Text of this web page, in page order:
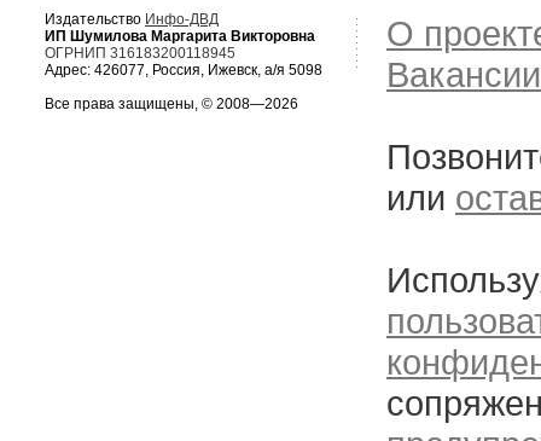
Издательство Инфо-ДВД
ИП Шумилова Маргарита Викторовна
ОГРНИП 316183200118945
Адрес: 426077, Россия, Ижевск, а/я 5098
Все права защищены, © 2008—2026
О
Вакансии
или